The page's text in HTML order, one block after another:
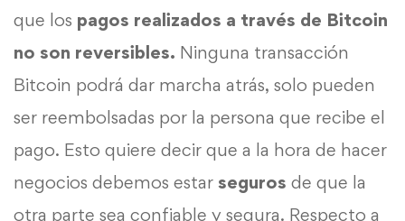
que los pagos realizados a través de Bitcoin
no son reversibles. Ninguna transacción
Bitcoin podrá dar marcha atrás, solo pueden
ser reembolsadas por la persona que recibe el
pago. Esto quiere decir que a la hora de hacer
negocios debemos estar seguros de que la
otra parte sea confiable y segura. Respecto a